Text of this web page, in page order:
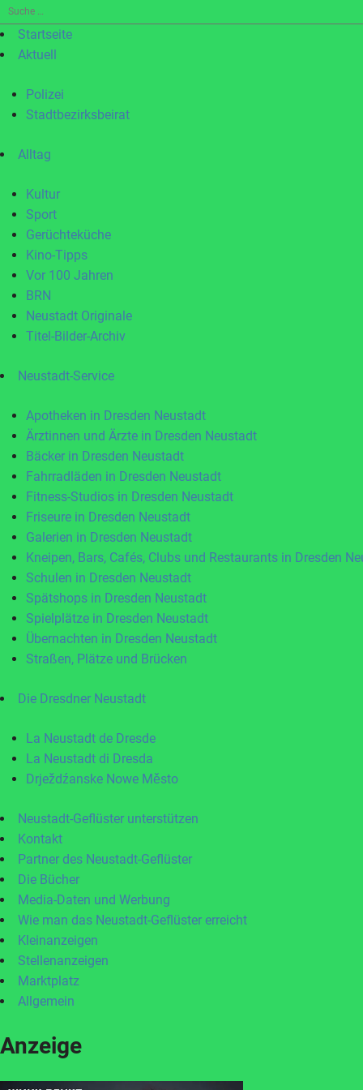
Suche
nach:Startseite
Aktuell
Polizei
Stadtbezirksbeirat
Alltag
Kultur
Sport
Gerüchteküche
Kino-Tipps
Vor 100 Jahren
BRN
Neustadt Originale
Titel-Bilder-Archiv
Neustadt-Service
Apotheken in Dresden Neustadt
Ärztinnen und Ärzte in Dresden Neustadt
Bäcker in Dresden Neustadt
Fahrradläden in Dresden Neustadt
Fitness-Studios in Dresden Neustadt
Friseure in Dresden Neustadt
Galerien in Dresden Neustadt
Kneipen, Bars, Cafés, Clubs und Restaurants in Dresden
Schulen in Dresden Neustadt
Spätshops in Dresden Neustadt
Spielplätze in Dresden Neustadt
Übernachten in Dresden Neustadt
Straßen, Plätze und Brücken
Die Dresdner Neustadt
La Neustadt de Dresde
La Neustadt di Dresda
Drježdźanske Nowe Město
Neustadt-Geflüster unterstützen
Kontakt
Partner des Neustadt-Geflüster
Die Bücher
Media-Daten und Werbung
Wie man das Neustadt-Geflüster erreicht
Kleinanzeigen
Stellenanzeigen
Marktplatz
Allgemein
Anzeige